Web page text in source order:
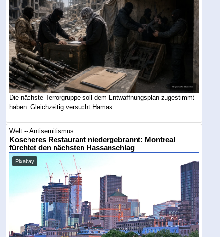
Die nächste Terrorgruppe soll dem Entwaffnungsplan zugestimmt
haben. Gleichzeitig versucht Hamas ...
Welt -- Antisemitismus
Koscheres Restaurant niedergebrannt: Montreal
fürchtet den nächsten Hassanschlag
Pixabay